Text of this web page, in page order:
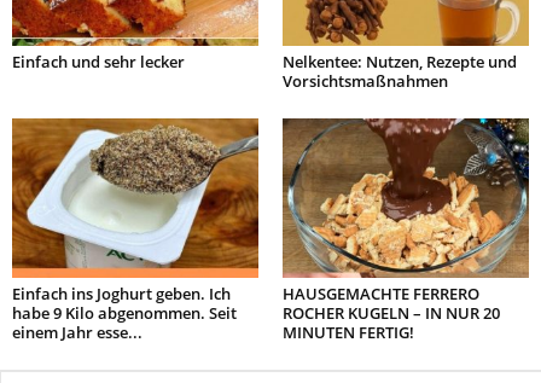
Einfach und sehr lecker
Nelkentee: Nutzen, Rezepte und
Vorsichtsmaßnahmen
Einfach ins Joghurt geben. Ich
habe 9 Kilo abgenommen. Seit
einem Jahr esse...
HAUSGEMACHTE FERRERO
ROCHER KUGELN – IN NUR 20
MINUTEN FERTIG!